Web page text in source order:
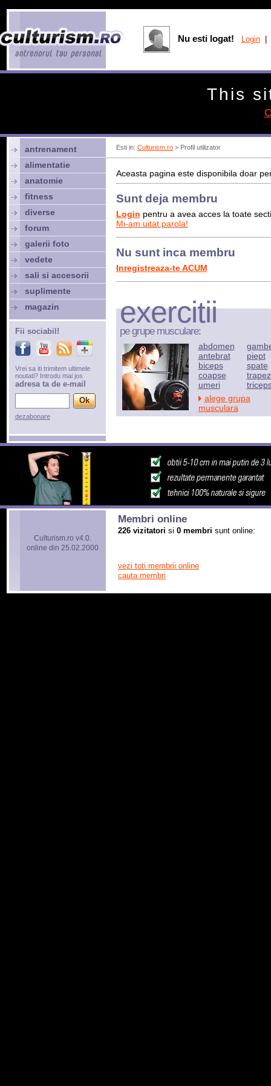
Esti in: Culturism.ro> Profil utilizator
Aceasta pagina este disponibila doar
Sunt deja membru
Login pentru a avea acces la toate
Mi-am uitat parola!
Nu sunt inca membru
Inregistreaza-te ACUM
exercitii
pe grupe musculare:
abdomen
antebrat
biceps
coapse
umeri
piept
spate
trapez
alege grupa
musculara
antrenament
alimentatie
anatomie
fitness
diverse
forum
galerii foto
vedete
sali si accesorii
suplimente
magazin
Fii sociabil!
Vrei sa iti trimitem ultimele
noutati? Introdu mai jos
adresa ta de e-mail
dezabonare
Culturism.ro v4.0.
online din 25.02.2000
Membri online
226 vizitatori si 0 membri sunt online:
vezi toti membrii online
cauta membri
Nu esti logat! Login
This